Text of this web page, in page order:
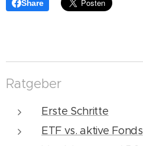
Share
Ratgeber
Erste Schritte
ETF vs. aktive Fonds